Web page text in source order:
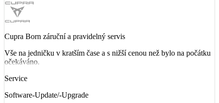
Cupra Born záruční a pravidelný servis
Vše na jedničku v kratším čase a s nižší cenou než bylo na počátku
očekáváno.
Service
Software-Update/-Upgrade